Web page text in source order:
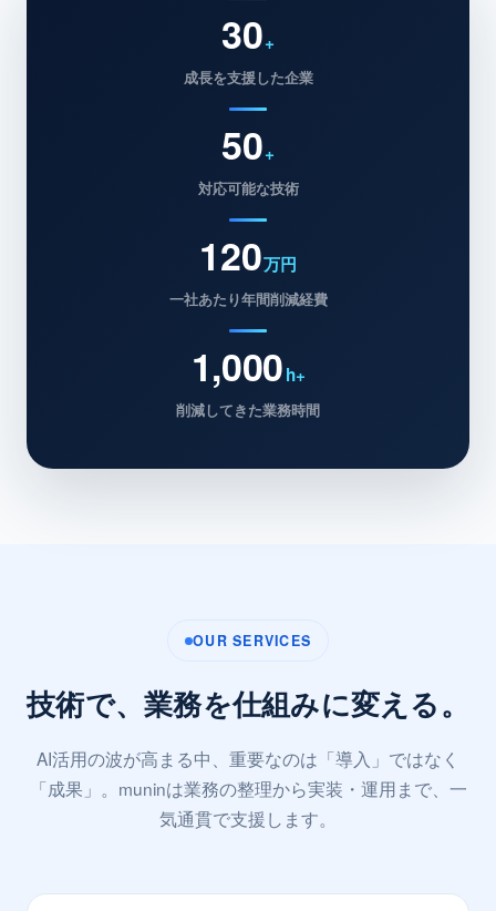
30+
成長を支援した企業
50+
対応可能な技術
120万円
一社あたり年間削減経費
1,000h+
削減してきた業務時間
OUR SERVICES
技術で、業務を仕組みに変える。
AI活用の波が高まる中、重要なのは「導入」ではなく
「成果」。muninは業務の整理から実装・運用まで、一
気通貫で支援します。